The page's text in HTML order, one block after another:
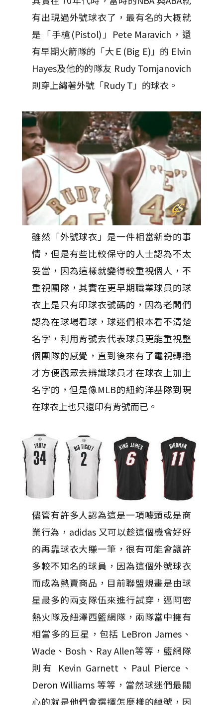
有出現過外號球衣了，最有名的大概就
是「手槍(Pistol)」Pete Maravich，還
有早期火箭隊的「大Ｅ(Big E)」的 Elvin
Hayes及他的的隊友 Rudy Tomjanovich
則穿上繡著外號「Rudy T」的球衣。
雖然「外號球衣」是一件相當新奇的事
情，但是有些比較保守的人士認為不太
妥當，因為這樣就變得較重視個人，不
重視團隊，其實在更早期職業球員的球
衣上是只有印球衣號碼的，因為老闆們
認為在球場看球，球迷們根本看不清楚
名字，利用背號去代表球員更能重視整
個團隊的感覺，直到後來有了電視轉播
才方便觀眾去辨識球員才在球衣上加上
名字的，但是像MLB的紐約洋基隊到現
在球衣上也只還印有背號而已。
儘管有許多人認為這是一項噱頭或是商
業行為，adidas 又可以趁這個機會好好
的再靠球衣大賺一筆，很有可能會讓許
多較不知名的球員，因為這個外號球衣
而成為熱賣商品，目前聯盟規畫是由球
星最多的兩支隊伍來進行試穿，邁阿密
熱火隊及紐澤西籃網隊，兩隊當中擁有
相當多的巨星，包括 LeBron James、
Wade、Bosh、Ray Allen等等，籃網隊
則有 Kevin Garnett、Paul Pierce、
Deron Williams 等等，當然球迷們最關
心的就是他們會選擇怎麼樣的綽號，因